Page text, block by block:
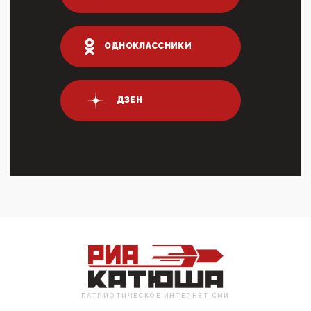
Террорист и убийца Буданов вальяжно сообщил,
энергети...
01:54, 10 Апреля 2026
ПрезидентПутинвчера вечером обьявил
Пасхальное перемирие с 16 часов субботы до конца
дня Воскресен...
01:09, 10 Апреля 2026
Честно говоря, ситуация с продвижением через
российские крупнейшие СМИ персоны Эррола
Маска (отца Ил...
07:11, 10 Апреля 2026
ОДНОКЛАССНИКИ
ДЗЕН
ПАТРИОТИЧЕСКОЕ ИНТЕРНЕТ СМИ